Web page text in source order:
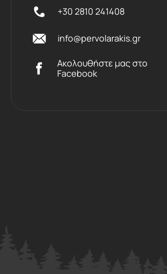
+30 2810 241408
info@pervolarakis.gr
Ακολουθήστε μας στο
Facebook